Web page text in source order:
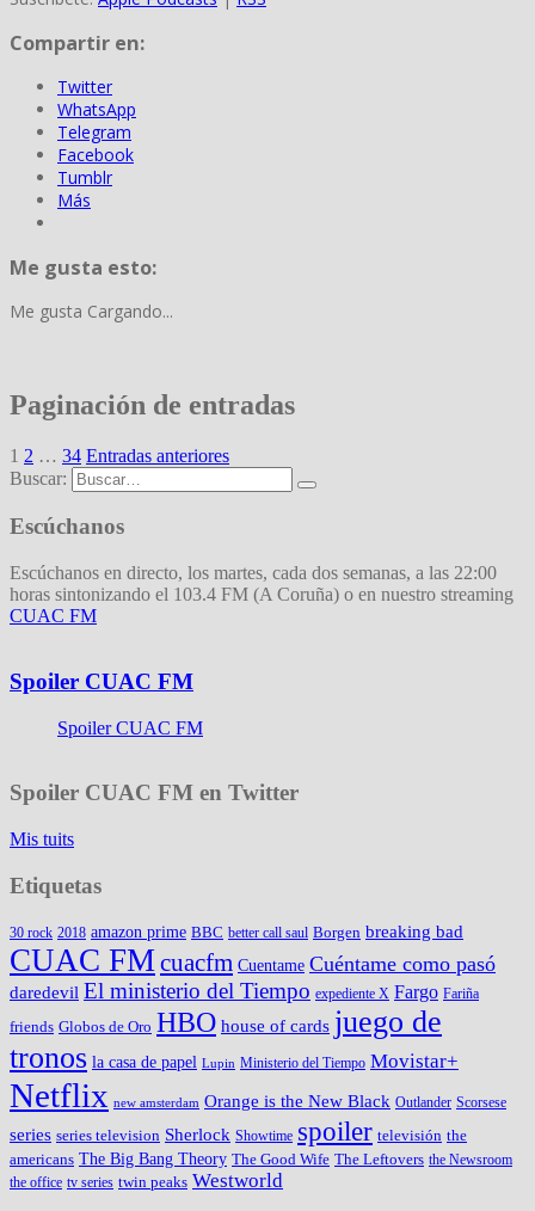
Compartir en:
Twitter
WhatsApp
Telegram
Facebook
Tumblr
Más
Me gusta esto:
Me gusta Cargando...
Paginación de entradas
1 2 … 34 Entradas anteriores
Buscar:
Escúchanos
Escúchanos en directo, los martes, cada dos semanas, a las 22:00
horas sintonizando el 103.4 FM (A Coruña) o en nuestro streaming
CUAC FM
Spoiler CUAC FM
Spoiler CUAC FM
Spoiler CUAC FM en Twitter
Mis tuits
Etiquetas
30 rock 2018 amazon prime BBC better call saul Borgen breaking bad
CUAC FMcuacfm Cuentame Cuéntame como pasó
daredevil El ministerio del Tiempo expediente X Fargo Fariña
friends Globos de Oro HBO house of cards juego de
tronos la casa de papel Lupin Ministerio del Tiempo Movistar+
Netflix new amsterdam Orange is the New Black Outlander Scorsese
series series television Sherlock Showtime spoiler televisión the
americans The Big Bang Theory The Good Wife The Leftovers the Newsroom
the office tv series twin peaks Westworld